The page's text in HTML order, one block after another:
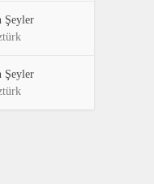
Şeyler
Şeyler